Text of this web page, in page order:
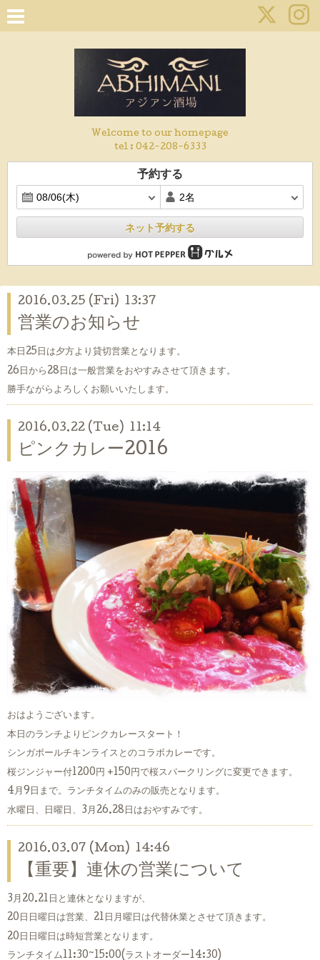
Welcome to our homepage
tel : 042-208-6333
予約する
ネット予約する
2016.03.25 (Fri) 13:37
営業のお知らせ
本日25日は夕方より貸切営業となります。
26日から28日は一般営業をおやすみさせて頂きます。
勝手ながらよろしくお願いいたします。
2016.03.22 (Tue) 11:14
ピンクカレー2016
おはようございます。
本日のランチよりピンクカレースタート！
シンガポールチキンライスとのコラボカレーです。
桜ジンジャー付1200円 +150円で桜スパークリングに変更できます。
4月9日まで。ランチタイムのみの販売となります。
水曜日、日曜日、3月26.28日はおやすみです。
2016.03.07 (Mon) 14:46
【重要】連休の営業について
3月20.21日と連休となりますが、
20日日曜日は営業、21日月曜日は代替休業とさせて頂きます。
20日日曜日は時短営業となります。
ランチタイム11:30~15:00(ラストオーダー14:30)